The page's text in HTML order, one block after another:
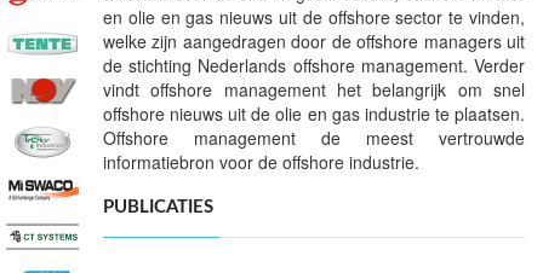
en olie en gas nieuws uit de offshore sector te vinden,
welke zijn aangedragen door de offshore managers uit
de stichting Nederlands offshore management. Verder
vindt offshore management het belangrijk om snel
offshore nieuws uit de olie en gas industrie te plaatsen.
Offshore management de meest vertrouwde
informatiebron voor de offshore industrie.
PUBLICATIES